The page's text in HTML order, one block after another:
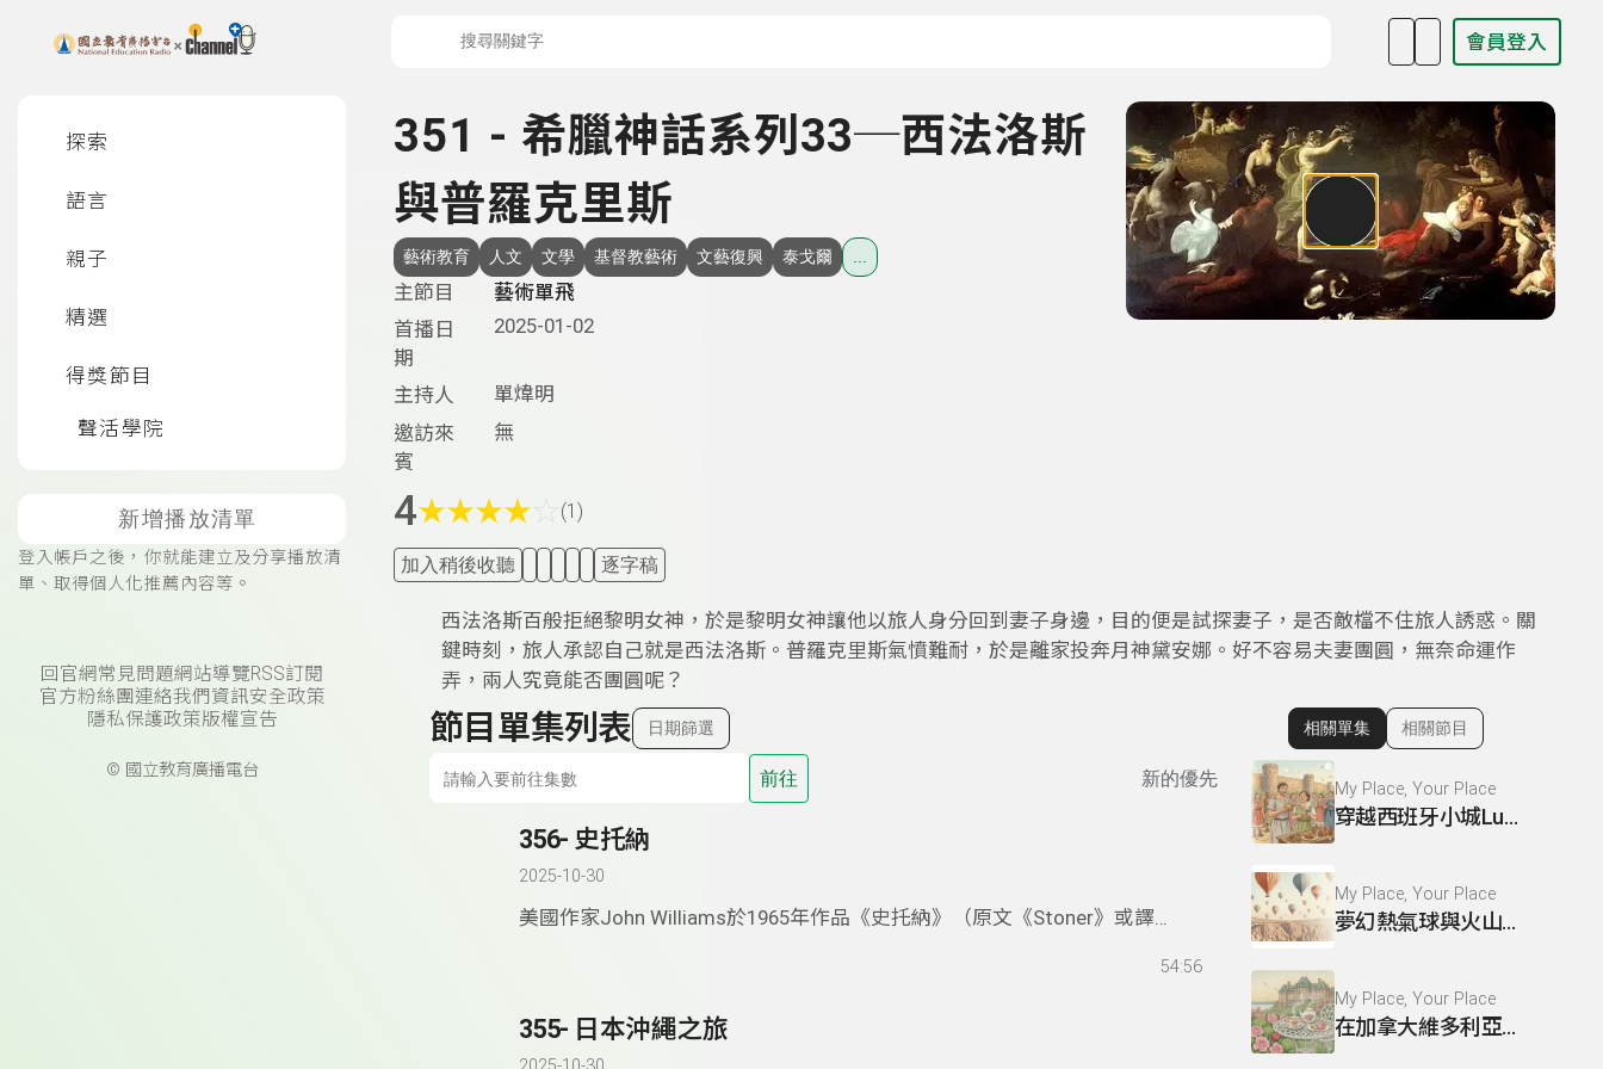
上方功能區塊 會員登入
探索
語言
親子
精選
得獎節目
聲活學院
新增播放清單
登入帳戶之後，你就能建立及分享播放清
單、取得個人化推薦內容等。
回官網常見問題網站導覽RSS訂閱
官方粉絲團連絡我們 資訊安全政策
隱私保護政策版權宣告
© 國立教育廣播電台
351 - 希臘神話系列33─西法洛斯
與普羅克里斯
藝術教育 人文 文學 基督教藝術 文藝復興 泰戈爾
主節目
藝術單飛
首播日
期
2025-01-02
主持人
單煒明
邀訪來
賓
無
4★★★★ (1)
加入稍後收聽 逐字稿
西法洛斯百般拒絕黎明女神，於是黎明女神讓他以旅人身分回到妻子身邊，目的便是試探妻子，是否敵檔不住旅人誘惑。關
鍵時刻，旅人承認自己就是西法洛斯。普羅克里斯氣憤難耐，於是離家投奔月神黛安娜。好不容易夫妻團圓，無奈命運作
弄，兩人究竟能否團圓呢？
節目單集列表 日期篩選
前往 新的優先
356- 史托納
2025-10-30
美國作家John Williams於1965年作品《史托納》（原文《Stoner》或譯
54:56
355- 日本沖繩之旅
顯示相關單集
相關單集 相關節目
My Place, Your Place
穿越西班牙小城Lugo 一起歡度古羅馬節慶
My Place, Your Place
夢幻熱氣球與火山地貌 這裡是 Cappadocia
My Place, Your Place
在加拿大維多利亞的慢時光